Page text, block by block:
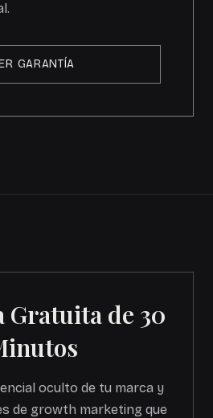
GARANTÍA
de 30
oculto de tu marca y
de growth marketing que